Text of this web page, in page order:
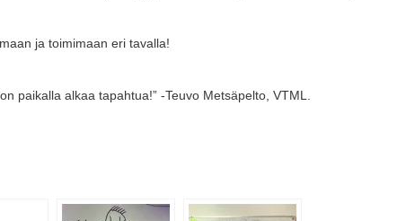
ja toimimaan eri tavalla!
paikalla alkaa tapahtua!” -Teuvo Metsäpelto, VTML.